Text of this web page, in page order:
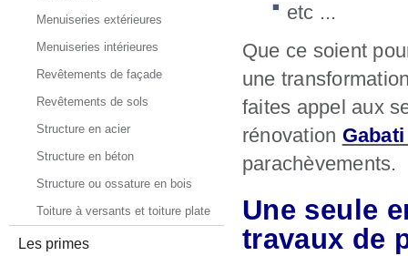
Menuiseries extérieures
Menuiseries intérieures
Revêtements de façade
Revêtements de sols
Structure en acier
Structure en béton
Structure ou ossature en bois
Toiture à versants et toiture plate
Les primes
etc ...
Que ce soient
une
faites appel aux
rénovation
parachèvements.
Une seule
travaux de